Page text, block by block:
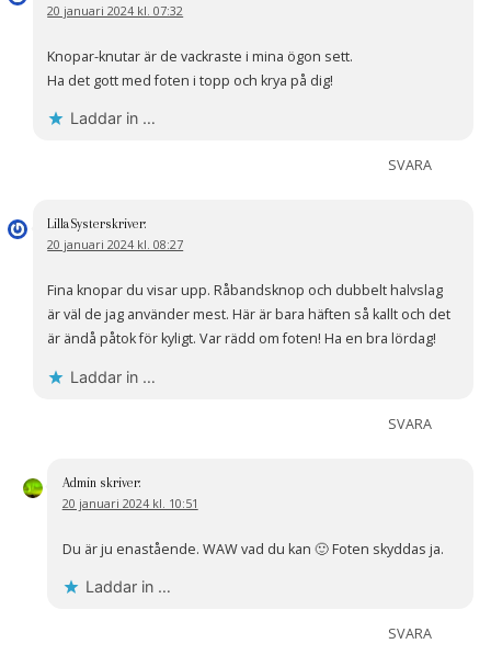
20 januari 2024 kl. 07:32
Knopar-knutar är de vackraste i mina ögon sett.
Ha det gott med foten i topp och krya på dig!
Laddar in …
SVARA
LillaSysterskriver:
20 januari 2024 kl. 08:27
Fina knopar du visar upp. Råbandsknop och dubbelt halvslag
är väl de jag använder mest. Här är bara häften så kallt och det
är ändå påtok för kyligt. Var rädd om foten! Ha en bra lördag!
Laddar in …
SVARA
Admin skriver:
20 januari 2024 kl. 10:51
Du är ju enastående. WAW vad du kan 🙂 Foten skyddas ja.
Laddar in …
SVARA